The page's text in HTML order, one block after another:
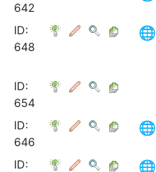
642
ID:
648
ID:
654
ID:
646
ID: